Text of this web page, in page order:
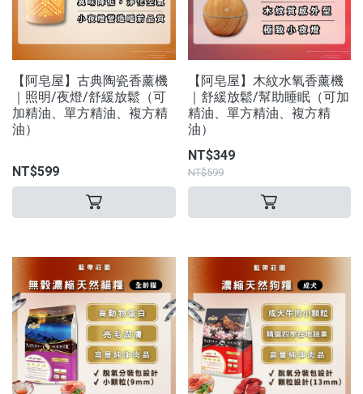
【阿皂屋】古典陶瓷香薰機
｜照明/夜燈/舒緩放鬆（可
加精油、單方精油、複方精
油）
NT$599
【阿皂屋】木紋水氧香薰機
｜舒緩放鬆/幫助睡眠（可加
精油、單方精油、複方精
油）
NT$349
NT$599